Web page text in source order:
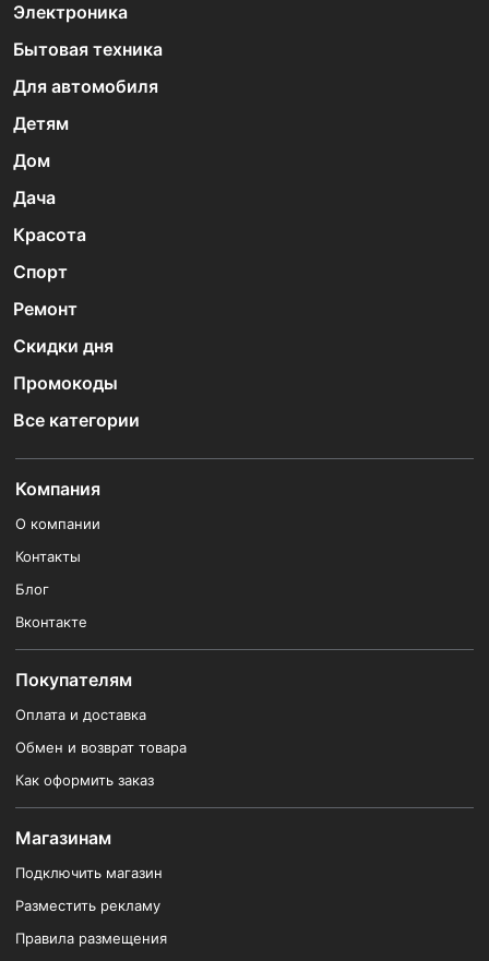
Электроника
Бытовая техника
Для автомобиля
Детям
Дом
Дача
Красота
Спорт
Ремонт
Скидки дня
Промокоды
Все категории
Компания
О компании
Контакты
Блог
Вконтакте
Покупателям
Оплата и доставка
Обмен и возврат товара
Как оформить заказ
Магазинам
Подключить магазин
Разместить рекламу
Правила размещения